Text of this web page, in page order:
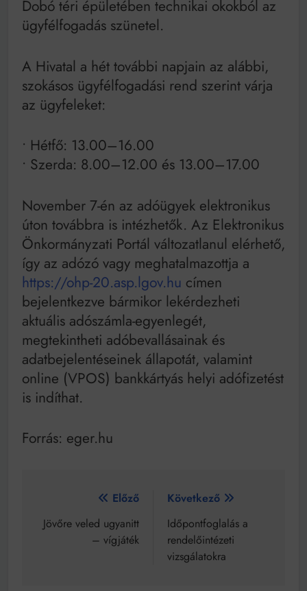
Mindenki a világot akarja uralni – de nem csak a 80-
as években
Bitumenes lapostetők: a bevált technológia akkor
Dobó téri épületében technikai okokból az
ügyfélfogadás szünetel.
A Hivatal a hét további napjain az alábbi,
szokásos ügyfélfogadási rend szerint várja
az ügyfeleket:
• Hétfő: 13.00–16.00
• Szerda: 8.00–12.00 és 13.00–17.00
November 7-én az adóügyek elektronikus
úton továbbra is intézhetők. Az Elektronikus
Önkormányzati Portál változatlanul elérhető,
így az adózó vagy meghatalmazottja a
https://ohp-20.asp.lgov.hu címen
bejelentkezve bármikor lekérdezheti
aktuális adószámla-egyenlegét,
megtekintheti adóbevallásainak és
adatbejelentéseinek állapotát, valamint
online (VPOS) bankkártyás helyi adófizetést
is indíthat.
Forrás: eger.hu
Bejegyzés
navigáció
Előző
Jövőre veled ugyanitt
– vígjáték
Következő
Időpontfoglalás a
rendelőintézeti
vizsgálatokra